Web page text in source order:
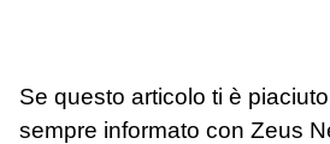
Se questo articolo ti è
sempre informato con Zeus